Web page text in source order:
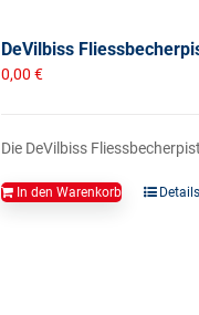
DeVilbiss
0,00 €
Die DeVilbiss
In den Warenkorb Details